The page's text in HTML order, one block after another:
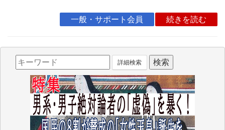
一般・サポート会員 続きを読む
詳細検索